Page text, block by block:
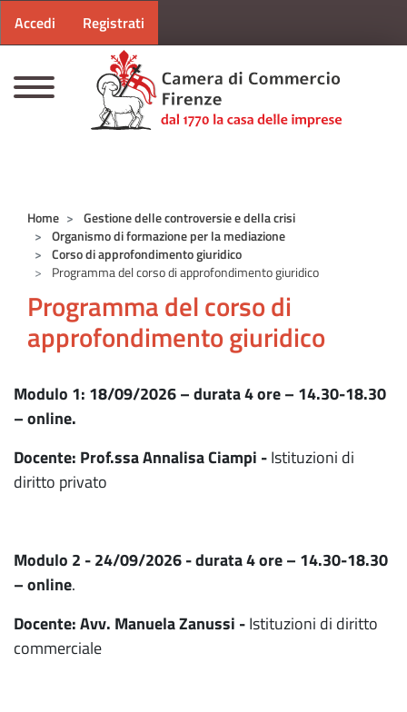
Menu profilo utente
Accedi Registrati
Home
Gestione delle controversie e della crisi
Organismo di formazione per la mediazione
Corso di approfondimento giuridico
Programma del corso di approfondimento giuridico
Programma del corso di
approfondimento giuridico
Modulo 1: 18/09/2026 – durata 4 ore – 14.30-18.30
– online.
Docente: Prof.ssa Annalisa Ciampi -Istituzioni di
diritto privato
Modulo 2 - 24/09/2026 - durata 4 ore – 14.30-18.30
– online.
Docente: Avv. Manuela Zanussi -Istituzioni di diritto
commerciale